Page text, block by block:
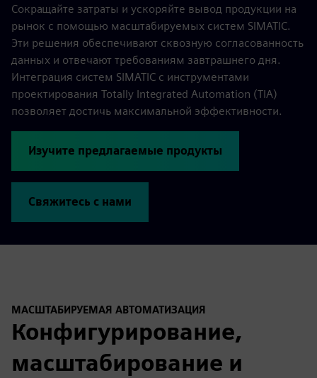
Сокращайте затраты и ускоряйте вывод продукции на
рынок с помощью масштабируемых систем SIMATIC.
Эти решения обеспечивают сквозную согласованность
данных и отвечают требованиям завтрашнего дня.
Интеграция систем SIMATIC с инструментами
проектирования Totally Integrated Automation (TIA)
позволяет достичь максимальной эффективности.
Изучите предлагаемые продукты
Свяжитесь с нами
МАСШТАБИРУЕМАЯ АВТОМАТИЗАЦИЯ
Конфигурирование,
масштабирование и